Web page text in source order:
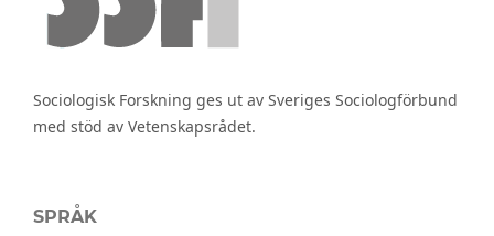
Sociologisk Forskning ges ut av Sveriges Sociologförbund
med stöd av Vetenskapsrådet.
SPRÅK